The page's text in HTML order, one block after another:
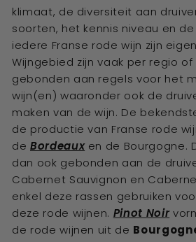
klimaat, de diversiteit aan
soorten, het kennis niveau en
iedere Franse rode wijn zijn
Wijngebied zijn vaak per regio of
gebonden aan regels voor het
wijn(en) waaronder ook de
maken van de wijn. De
de productie van Franse rode
de Bordeaux en de Bourgogne.
dan ook gebonden aan de
Cabernet Sauvignon en
enkel deze rassen gebruiken
deze rode wijnen. Pinot Noir
de rode wijnen uit de